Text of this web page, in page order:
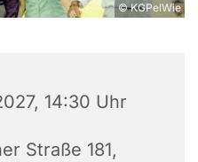
© KGPelWie
14:30 Uhr
Straße 181,